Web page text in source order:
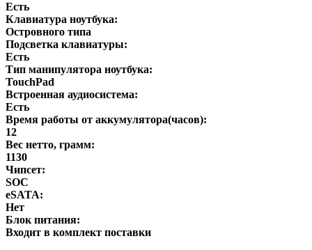
Есть
Клавиатура ноутбука:
Островного типа
Подсветка клавиатуры:
Есть
Тип манипулятора ноутбука:
TouchPad
Встроенная аудиосистема:
Есть
Время работы от аккумулятора(часов):
12
Вес нетто, грамм:
1130
Чипсет:
SOC
eSATA:
Нет
Блок питания:
Входит в комплект поставки